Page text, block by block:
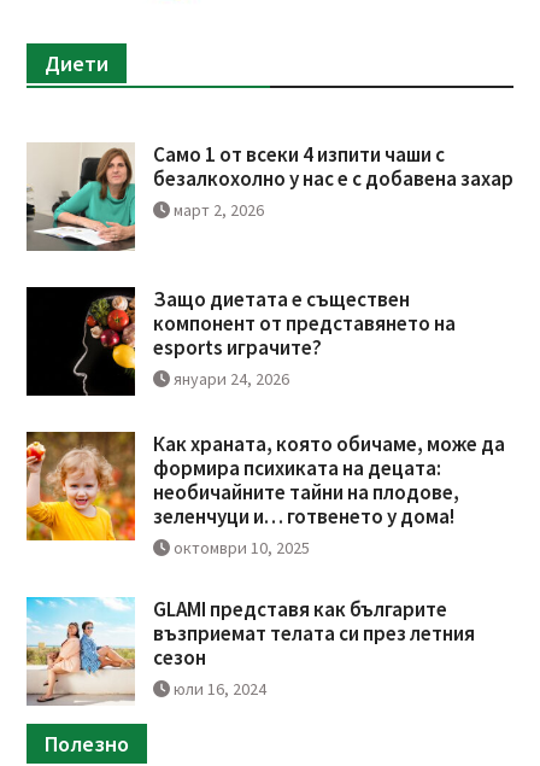
Диети
Само 1 от всеки 4 изпити чаши с
безалкохолно у нас е с добавена захар
март 2, 2026
Защо диетата е съществен
компонент от представянето на
esports играчите?
януари 24, 2026
Как храната, която обичаме, може да
формира психиката на децата:
необичайните тайни на плодове,
зеленчуци и… готвенето у дома!
октомври 10, 2025
GLAMI представя как българите
възприемат телата си през летния
сезон
юли 16, 2024
Полезно